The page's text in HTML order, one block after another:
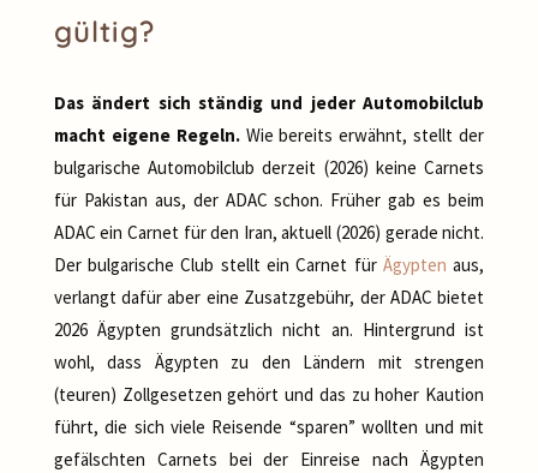
gültig?
Das ändert sich ständig und jeder Automobilclub
macht eigene Regeln.Wie bereits erwähnt, stellt der
bulgarische Automobilclub derzeit (2026) keine Carnets
für Pakistan aus, der ADAC schon. Früher gab es beim
ADAC ein Carnet für den Iran, aktuell (2026) gerade nicht.
Der bulgarische Club stellt ein Carnet für Ägypten aus,
verlangt dafür aber eine Zusatzgebühr, der ADAC bietet
2026 Ägypten grundsätzlich nicht an. Hintergrund ist
wohl, dass Ägypten zu den Ländern mit strengen
(teuren) Zollgesetzen gehört und das zu hoher Kaution
führt, die sich viele Reisende “sparen” wollten und mit
gefälschten Carnets bei der Einreise nach Ägypten